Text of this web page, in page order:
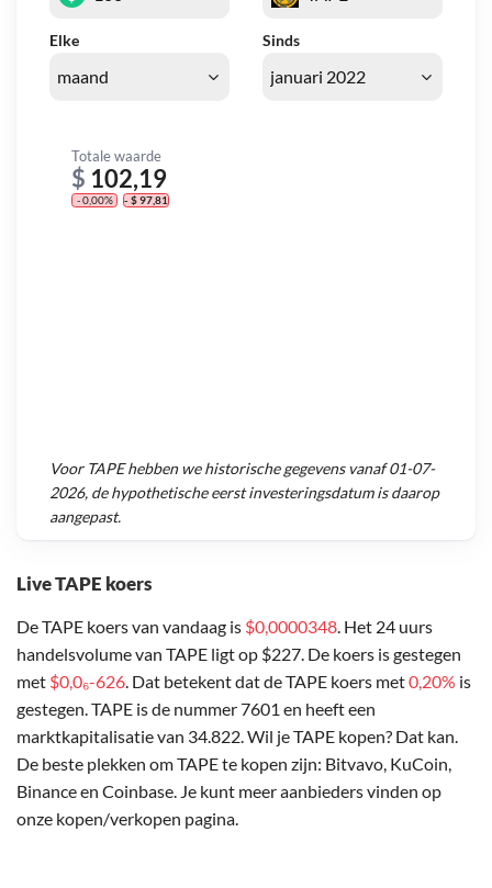
Live TAPE koers
De TAPE koers van vandaag is $0,0000348 . Het 24 uurs
handelsvolume van TAPE ligt op $227. De koers is gestegen
met $0,0₆-626 . Dat betekent dat de TAPE koers met0,20% is
gestegen. TAPE is de nummer 7601 en heeft een
marktkapitalisatie van 34.822. Wil je TAPE kopen? Dat kan.
De beste plekken om TAPE te kopen zijn: Bitvavo, KuCoin,
Binance en Coinbase. Je kunt meer aanbieders vinden op
onze kopen/verkopen pagina.
Elke Sinds
Totale waarde
$ 102,19
- 0,00% - $ 97,81
Voor TAPEhebben we historische gegevens vanaf01-07-
2026, de hypothetische eerst investeringsdatum is daarop
aangepast.